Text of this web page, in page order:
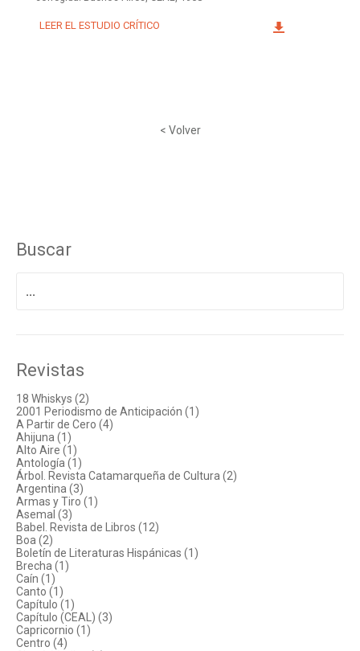
LEER EL ESTUDIO CRÍTICO
< Volver
Buscar
Revistas
18 Whiskys (2)
2001 Periodismo de Anticipación (1)
A Partir de Cero (4)
Ahijuna (1)
Alto Aire (1)
Antología (1)
Árbol. Revista Catamarqueña de Cultura (2)
Argentina (3)
Armas y Tiro (1)
Asemal (3)
Babel. Revista de Libros (12)
Boa (2)
Boletín de Literaturas Hispánicas (1)
Brecha (1)
Caín (1)
Canto (1)
Capítulo (1)
Capítulo (CEAL) (3)
Capricornio (1)
Centro (4)